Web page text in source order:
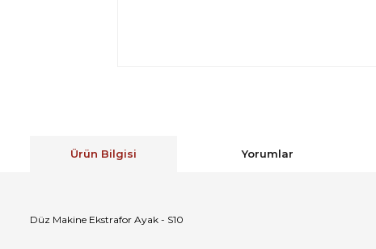
Ürün Bilgisi Yorumlar
Düz Makine Ekstrafor Ayak - S10